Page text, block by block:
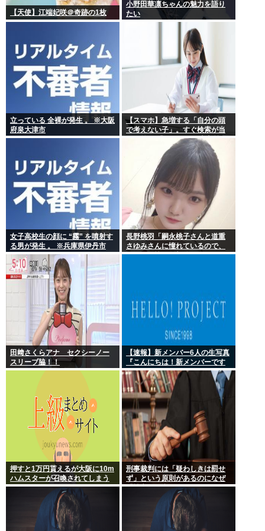
【天使】江端妃咲＠奇跡の1枚
小野田華凛ちゃんの魅力を語り
たい
立っている 全裸が発生 。 ※大阪
府泉大津市
【スマホ】急増する「自分の頭
で考えない子」。すぐ検索が当
たり前に 「タイパ」至上主義
女子高校生の顔に “霧” を噴射す
る男が発生 。 ※兵庫県伊丹市
長野桃羽「嗣永桃子さんと道重
さゆみさんに憧れているので、
ふたりの憧れの部分をぎゅっと
田﨑さくらアナ セクシーノー
スリーブ脇！！
【速報】新メンバー6人の生写真
『こんにちは！新メンバーです
☆』
押すと1万円貰えるが大阪に10m
ハムスターが召喚されてしまう
ボタン
刑事裁判には「疑わしきは罰せ
ず」という原則があるのになぜ
「性交の同意がなかった」とい
う確かめようが無いもので有罪
になるの？